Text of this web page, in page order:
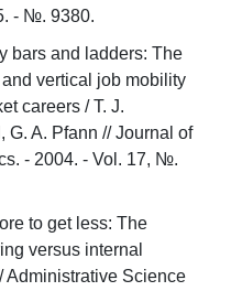
- №. 9380.
bars and ladders: The
vertical job mobility
careers / T. J.
G. A. Pfann // Journal of
- 2004. - Vol. 17, №.
to get less: The
versus internal
Administrative Science